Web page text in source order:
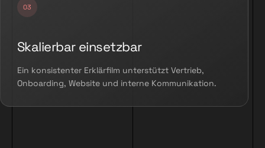
Skalierbar einsetzbar
Ein konsistenter Erklärfilm unterstützt Vertrieb,
Onboarding, Website und interne Kommunikation.